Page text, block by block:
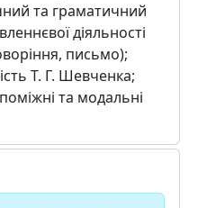
та граматичний
діяльності
письмо);
Т. Г. Шевченка;
та модальні